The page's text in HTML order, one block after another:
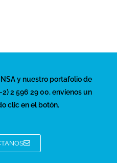
y nuestro portafolio de
2 596 29 00, envíenos un
clic en el botón.